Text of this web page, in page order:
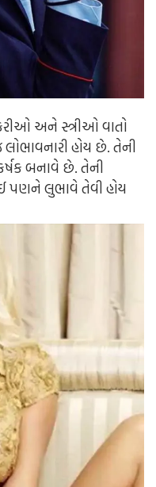
અને સ્ત્રીઓ વાતો
હોય છે. તેની
બનાવે છે. તેની
પણને લુભાવે તેવી હોય